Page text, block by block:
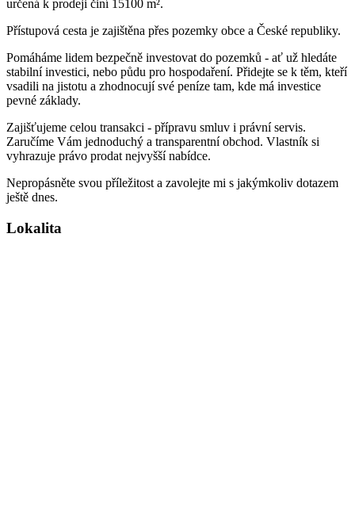
určená k prodeji činí 15100 m².
Přístupová cesta je zajištěna přes pozemky obce a České republiky.
Pomáháme lidem bezpečně investovat do pozemků - ať už hledáte
stabilní investici, nebo půdu pro hospodaření. Přidejte se k těm, kteří
vsadili na jistotu a zhodnocují své peníze tam, kde má investice
pevné základy.
Zajišťujeme celou transakci - přípravu smluv i právní servis.
Zaručíme Vám jednoduchý a transparentní obchod. Vlastník si
vyhrazuje právo prodat nejvyšší nabídce.
Nepropásněte svou příležitost a zavolejte mi s jakýmkoliv dotazem
ještě dnes.
Lokalita